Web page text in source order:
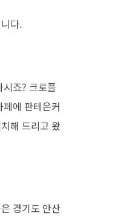
다.
죠? 크로플
에 판테온커
해 드리고 왔
경기도 안산